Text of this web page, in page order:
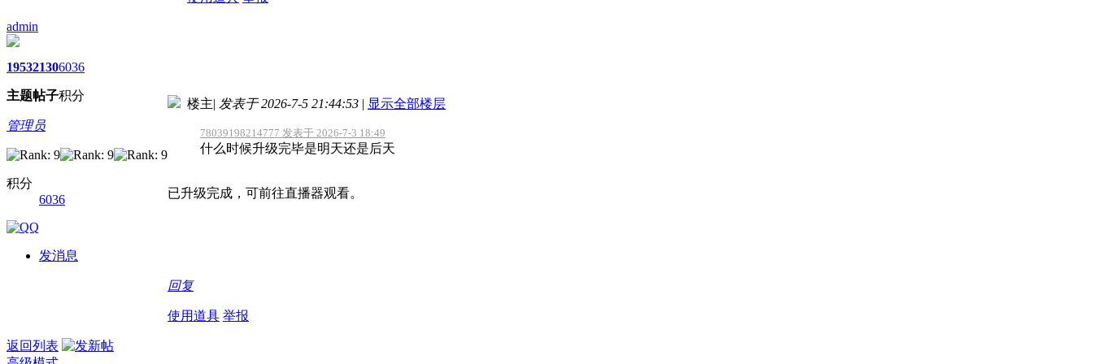
admin
1953
主题
2130
帖子
6036
积分
管理员
积分
6036
发消息
楼主| 发表于 2026-7-5 21:44:53 | 显示全部楼层
78039198214777 发表于 2026-7-3 18:49
什么时候升级完毕是明天还是后天
已升级完成，可前往直播器观看。
回复
使用道具 举报
返回列表